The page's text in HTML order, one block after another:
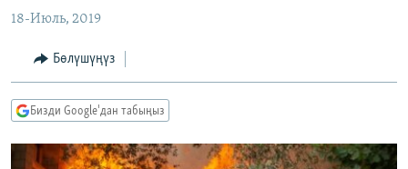
ЭКОНОМИКА
МАДАНИЯТ
БОРБОР АЗИЯ
АТАЙЫН ИЛИКТӨӨ
ТВ ПРОГРАММАЛАР
ЭКСПЕРТТЕР ТАЛДАЙТ
БИЗ ЖАНА ДҮЙНӨ
ӨЗГӨЧӨ ПИКИР
18-Июль, 2019
Бөлүшүңүз
Бизди Google'дан табыңыз